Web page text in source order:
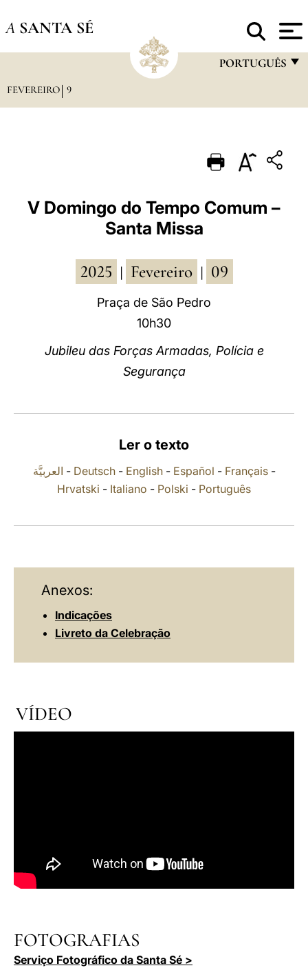
A SANTA SÉ
PORTUGUÊS
PORTUGUÊS
العربيّة
FEVEREIRO 9
V Domingo do Tempo Comum –
Santa Missa
2025 Fevereiro 09
Praça de São Pedro
10h30
Jubileu das Forças Armadas, Polícia e
Segurança
Ler o texto
العربيَّة - Deutsch- English- Español - Français-
Hrvatski - Italiano - Polski - Português
Anexos:
Indicações
Livreto da Celebração
VÍDEO
FOTOGRAFIAS
Serviço Fotográfico da Santa Sé >